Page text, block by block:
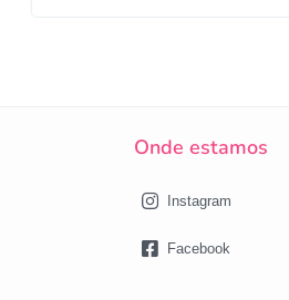
Onde estamos
Instagram
Facebook